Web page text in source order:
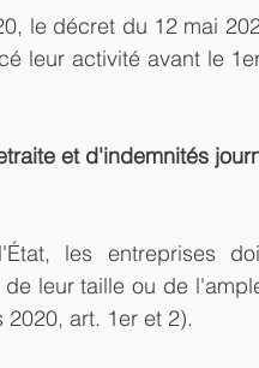
le décret du 12 mai
leur activité avant le
et d'indemnités
les entreprises
leur taille ou de
art. 1er et 2).